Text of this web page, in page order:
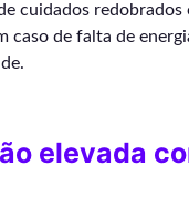
cuidados redobrados
caso de falta de
elevada